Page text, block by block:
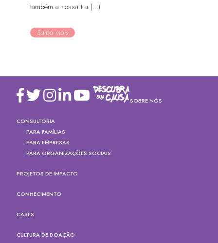
também a nossa tra (...)
Saiba mais
SOBRE NÓS
CONSULTORIA
PARA FAMÍLIAS
PARA EMPRESAS
PARA ORGANIZAÇÕES SOCIAIS
PROJETOS DE IMPACTO
CONHECIMENTO
CASES
CULTURA DE DOAÇÃO